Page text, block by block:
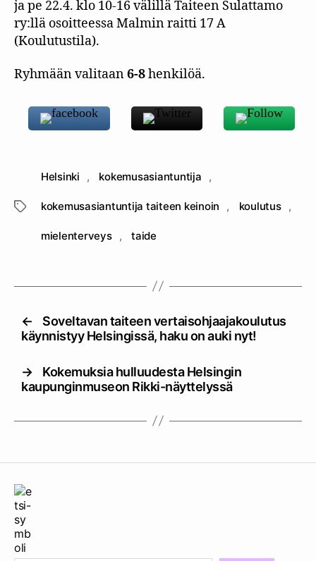
ja pe 22.4. klo 10-16 välillä Taiteen Sulattamo
ry:llä osoitteessa Malmin raitti 17 A
(Koulutustila).
Ryhmään valitaan6-8henkilöä.
Avainsanat
Helsinki , kokemusasiantuntija ,
kokemusasiantuntija taiteen keinoin , koulutus ,
mielenterveys , taide
←
Soveltavan taiteen vertaisohjaajakoulutus
käynnistyy Helsingissä, haku on auki nyt!
→
Kokemuksia hulluudesta Helsingin
kaupunginmuseon Rikki-näyttelyssä